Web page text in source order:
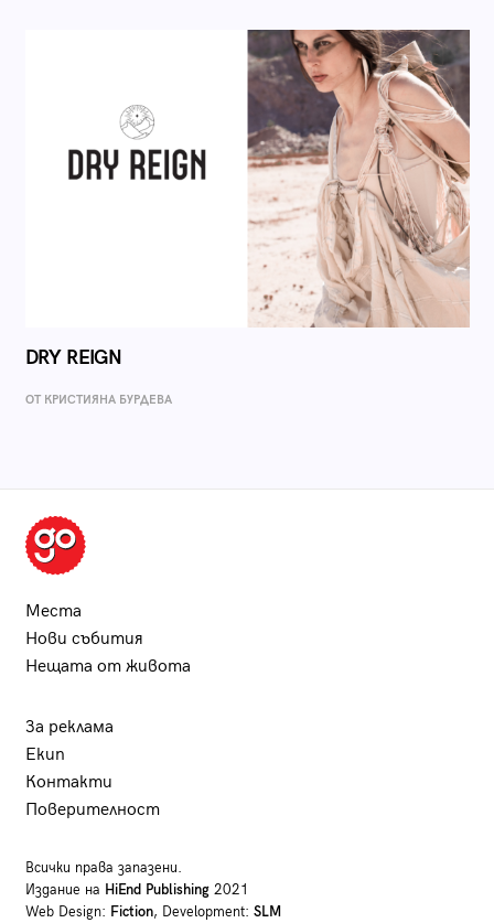
DRY REIGN
ОТ КРИСТИЯНА БУРДЕВА
Места
Нови събития
Нещата от живота
За реклама
Екип
Контакти
Поверителност
Всички права запазени.
Издание на HiEnd Publishing2021
Web Design: Fiction, Development: SLM